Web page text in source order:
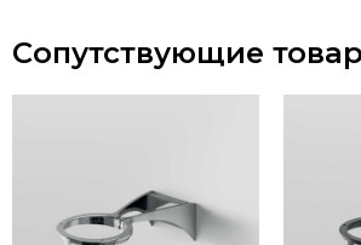
Сопутствующие